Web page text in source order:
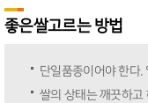
좋은쌀고르는 방법
단일품종이어야 한다.
쌀의 상태는 깨끗하고